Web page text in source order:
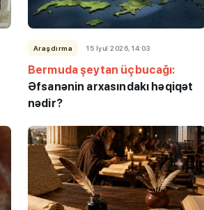
Araşdırma 15 İyul 2026, 14:03
Bermuda şeytan üçbucağı:
Əfsanənin arxasındakı həqiqət
nədir?